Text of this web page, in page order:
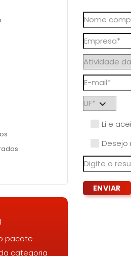
pacote
categoria
Li e
Desejo